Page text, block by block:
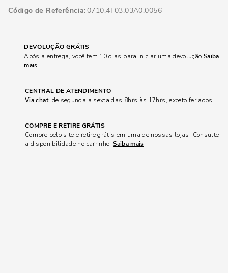
Código de Referência 0710.4F03.03A0.0056
DEVOLUÇÃO GRÁTIS
Após a entrega, você tem 10 dias para iniciar uma devolução Saiba
mais
CENTRAL DE ATENDIMENTO
Via chat, de segunda a sexta das 8hrs às 17hrs, exceto feriados.
COMPRE E RETIRE GRÁTIS
Compre pelo site e retire grátis em uma de nossas lojas. Consulte
a disponibilidade no carrinho.Saiba mais